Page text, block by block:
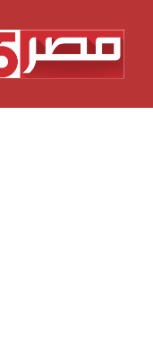
المحتوى